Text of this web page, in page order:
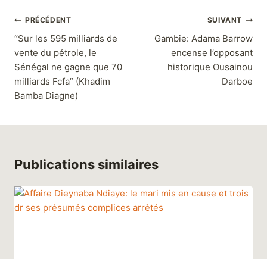
PRÉCÉDENT
“Sur les 595 milliards de
vente du pétrole, le
Sénégal ne gagne que 70
milliards Fcfa” (Khadim
Bamba Diagne)
SUIVANT
Gambie: Adama Barrow
encense l’opposant
historique Ousainou
Darboe
Publications similaires